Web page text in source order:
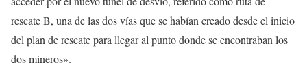
rescate B, una de las dos vías que se habían creado desde el inicio
del plan de rescate para llegar al punto donde se encontraban los
dos mineros».